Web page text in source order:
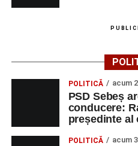
POLITICĂ acum
PSD Sebeș
conducere:
președinte al
POLITICĂ acum